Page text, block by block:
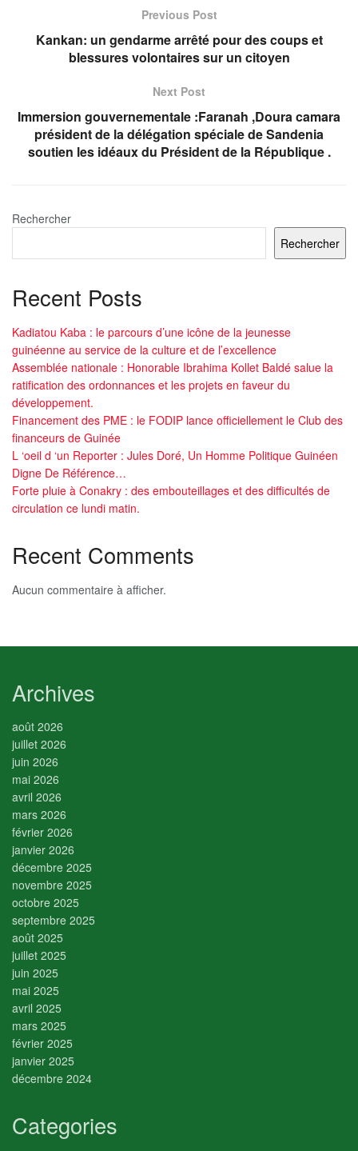
Previous Post
Kankan: un gendarme arrêté pour des coups et
blessures volontaires sur un citoyen
Next Post
Immersion gouvernementale :Faranah ,Doura camara
président de la délégation spéciale de Sandenia
soutien les idéaux du Président de la République .
Rechercher
Rechercher
Recent Posts
Kadiatou Kaba : le parcours d’une icône de la jeunesse
guinéenne au service de la culture et de l’excellence
Assemblée nationale : Honorable Ibrahima Kollet Baldé salue la
ratification des ordonnances et les projets en faveur du
développement.
Financement des PME : le FODIP lance officiellement le Club des
financeurs de Guinée
L ‘oeil d ‘un Reporter : Jules Doré, Un Homme Politique Guinéen
Digne De Référence…
Forte pluie à Conakry : des embouteillages et des difficultés de
circulation ce lundi matin.
Recent Comments
Aucun commentaire à afficher.
Archives
août 2026
juillet 2026
juin 2026
mai 2026
avril 2026
mars 2026
février 2026
janvier 2026
décembre 2025
novembre 2025
octobre 2025
septembre 2025
août 2025
juillet 2025
juin 2025
mai 2025
avril 2025
mars 2025
février 2025
janvier 2025
décembre 2024
Categories